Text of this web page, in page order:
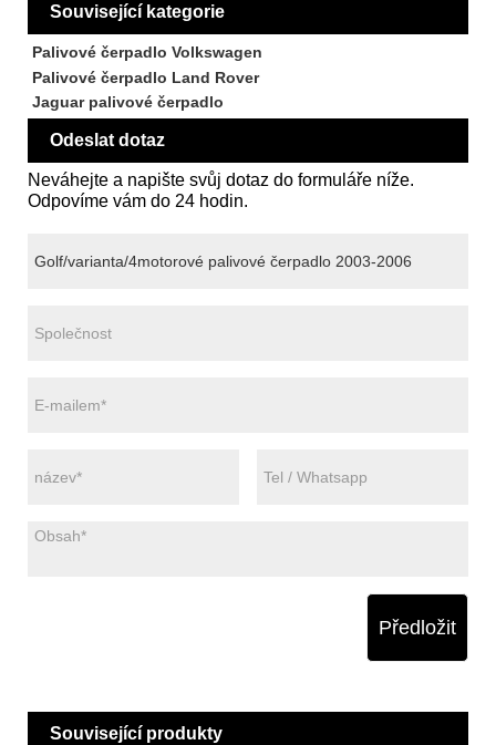
Související kategorie
Palivové čerpadlo Volkswagen
Palivové čerpadlo Land Rover
Jaguar palivové čerpadlo
Odeslat dotaz
Neváhejte a napište svůj dotaz do formuláře níže.
Odpovíme vám do 24 hodin.
Předložit
Související produkty